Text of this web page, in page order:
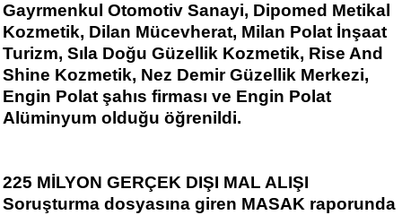
Gayrmenkul Otomotiv Sanayi, Dipomed Metikal
Kozmetik, Dilan Mücevherat, Milan Polat İnşaat
Turizm, Sıla Doğu Güzellik Kozmetik, Rise And
Shine Kozmetik, Nez Demir Güzellik Merkezi,
Engin Polat şahıs firması ve Engin Polat
Alüminyum olduğu öğrenildi.
225 MİLYON GERÇEK DIŞI MAL ALIŞI
Soruşturma dosyasına giren MASAK raporunda